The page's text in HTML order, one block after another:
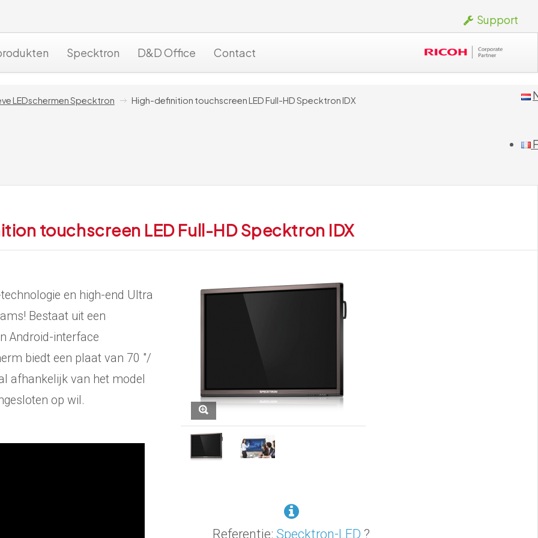
Specktron D&D Office Contact
Support
LEDschermen Specktron High-definition touchscreen LED Full-HD Specktron IDX
touchscreen LED Full-HD Specktron IDX
en high-end Ultra
Bestaat uit een
Android-interface
biedt een plaat van 70 "/
afhankelijk van het model
op wil.
Referentie:Specktron-LED ?